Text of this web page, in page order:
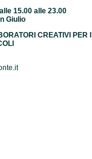
15.00 alle 23.00
Giulio
CREATIVI PER